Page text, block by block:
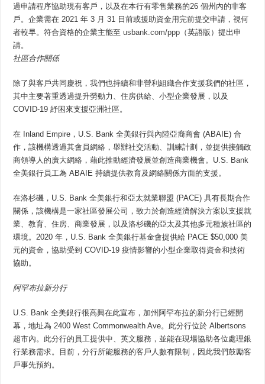
過申請程序協助現有客戶，以及在本行有零售業務的26 個州內的非客
戶。企業需在 2021 年 3 月 31 日前或援助資金用完前提交申請，視何
者較早。符合資格的企業主能至usbank.com/ppp （英語版）提出申
請。
社區合作關係
除了與客戶共同慶祝，我們也持續和非營利組織合作支援我們的社區，
其中主要著重透過提升勞動力、住房供給、小型企業發展，以及
COVID-19 紓困來支援亞洲社區。
在 Inland Empire，U.S. Bank 全美銀行與內陸亞裔商會 (ABAIE) 合
作，該機構透過其會員網絡，舉辦社交活動、訓練計劃，並提供接觸政
商領導人的廣大網絡，藉此推動經濟發展並創造商業機會。U.S. Bank
全美銀行員工為 ABAIE 持續提供教育及網絡關係方面的支援。
在洛杉磯，U.S. Bank 全美銀行和亞太就業聯盟 (PACE) 具有長期合作
關係，該機構是一家社區發展公司，致力於創造經濟解決方案以支援就
業、教育、住房、商業發展，以及洛杉磯的亞太及其他多元種族社區的
環境。2020 年，U.S. Bank 全美銀行基金會提供給 PACE $50,000 美
元的資金，協助受到 COVID-19 疫情影響的小型企業取得資金和技術
協助。
阿罕布拉新分行
U.S. Bank 全美銀行很高興在此宣布，加州阿罕布拉的新分行已經開
幕，地址為 2400 West Commonwealth Ave。此分行位於 Albertsons
超市內。此分行的員工提供中、英文服務，並能在現場協助各位處理銀
行業務需求。目前，分行所能服務的客戶人數有限制，因此我們鼓勵客
戶事先預約。